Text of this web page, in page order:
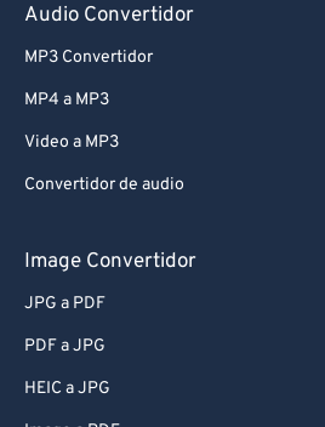
Audio Convertidor
MP3 Convertidor
MP4 a MP3
Video a MP3
Convertidor de audio
Image Convertidor
JPG a PDF
PDF a JPG
HEIC a JPG